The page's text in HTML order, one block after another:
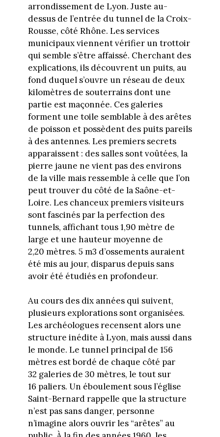
arrondissement de Lyon. Juste au-
dessus de l’entrée du tunnel de la Croix-
Rousse, côté Rhône. Les services
municipaux viennent vérifier un trottoir
qui semble s’être affaissé. Cherchant des
explications, ils découvrent un puits, au
fond duquel s’ouvre un réseau de deux
kilomètres de souterrains dont une
partie est maçonnée. Ces galeries
forment une toile semblable à des arêtes
de poisson et possèdent des puits pareils
à des antennes. Les premiers secrets
apparaissent : des salles sont voûtées, la
pierre jaune ne vient pas des environs
de la ville mais ressemble à celle que l’on
peut trouver du côté de la Saône-et-
Loire. Les chanceux premiers visiteurs
sont fascinés par la perfection des
tunnels, affichant tous 1,90 mètre de
large et une hauteur moyenne de
2,20 mètres. 5 m3 d’ossements auraient
été mis au jour, disparus depuis sans
avoir été étudiés en profondeur.
Au cours des dix années qui suivent,
plusieurs explorations sont organisées.
Les archéologues recensent alors une
structure inédite à Lyon, mais aussi dans
le monde. Le tunnel principal de 156
mètres est bordé de chaque côté par
32 galeries de 30 mètres, le tout sur
16 paliers. Un éboulement sous l’église
Saint-Bernard rappelle que la structure
n’est pas sans danger, personne
n’imagine alors ouvrir les “arêtes” au